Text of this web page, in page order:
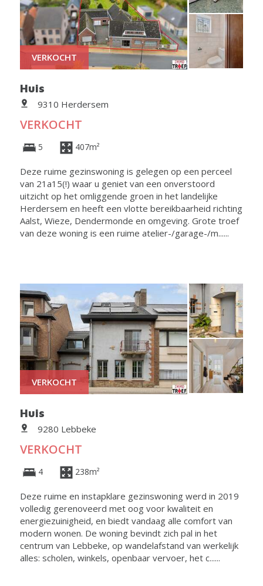
VERKOCHT
Huis
9310 Herdersem
VERKOCHT
5 407m²
Deze ruime gezinswoning is gelegen op een perceel
van 21a15(!) waar u geniet van een onverstoord
uitzicht op het omliggende groen in het landelijke
Herdersem en heeft een vlotte bereikbaarheid richting
Aalst, Wieze, Dendermonde en omgeving. Grote troef
van deze woning is een ruime atelier-/garage-/m......
VERKOCHT
Huis
9280 Lebbeke
VERKOCHT
4 238m²
Deze ruime en instapklare gezinswoning werd in 2019
volledig gerenoveerd met oog voor kwaliteit en
energiezuinigheid, en biedt vandaag alle comfort van
modern wonen. De woning bevindt zich pal in het
centrum van Lebbeke, op wandelafstand van werkelijk
alles: scholen, winkels, openbaar vervoer, het c......